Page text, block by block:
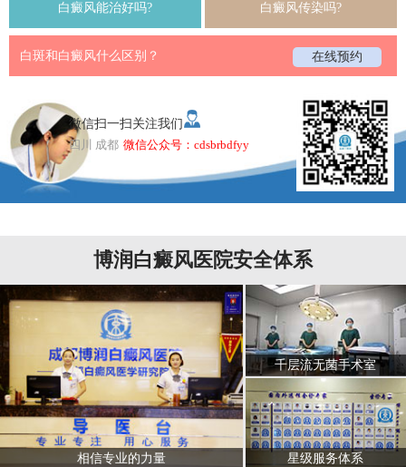
白癜风能治好吗? 白癜风传染吗?
白斑和白癜风什么区别？ 在线预约
微信扫一扫关注我们
四川 成都 微信公众号：cdsbrbdfyy
博润白癜风医院安全体系
相信专业的力量
千层流无菌手术室
星级服务体系